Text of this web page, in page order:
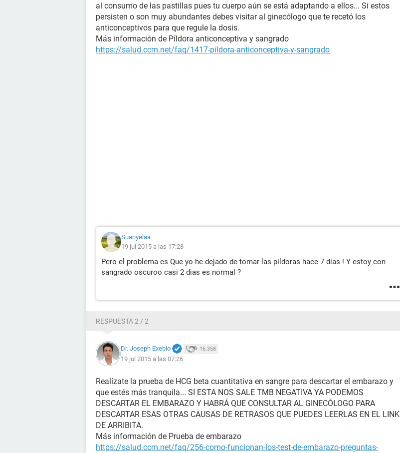
al consumo de las pastillas pues tu cuerpo aún se está adaptando a ellos... Si estos
persisten o son muy abundantes debes visitar al ginecólogo que te recetó los
anticonceptivos para que regule la dosis.
Más información de Píldora anticonceptiva y sangrado
https://salud.ccm.net/faq/1417-pildora-anticonceptiva-y-sangrado
Suanyelaa
19 jul 2015 a las 17:28
Pero el problema es Que yo he dejado de tomar las pildoras hace 7 dias ! Y estoy con
sangrado oscuroo casi 2 dias es normal ?
RESPUESTA 2 / 2
Dr. Joseph Exebio 16.358
19 jul 2015 a las 07:26
Realízate la prueba de HCG beta cuantitativa en sangre para descartar el embarazo y
que estés más tranquila... SI ESTA NOS SALE TMB NEGATIVA YA PODEMOS
DESCARTAR EL EMBARAZO Y HABRÁ QUE CONSULTAR AL GINECÓLOGO PARA
DESCARTAR ESAS OTRAS CAUSAS DE RETRASOS QUE PUEDES LEERLAS EN EL LINK
DE ARRIBITA.
Más información de Prueba de embarazo
https://salud.ccm.net/faq/256-como-funcionan-los-test-de-embarazo-preguntas-